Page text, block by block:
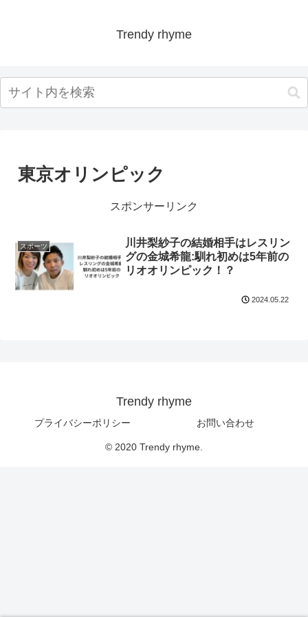
Trendy rhyme
東京オリンピック
スポンサーリンク
スポーツ
川井梨紗子の結婚相手はレスリン
グの金城希龍:馴れ初めは5年前の
リオオリンピック！？
2024.05.22
Trendy rhyme
プライバシーポリシー お問い合わせ
© 2020 Trendy rhyme.